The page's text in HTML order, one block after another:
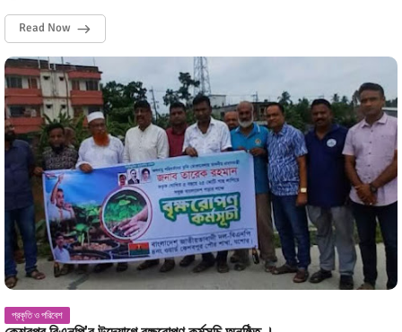
Read Now
প্রকৃতি ও পরিবেশ